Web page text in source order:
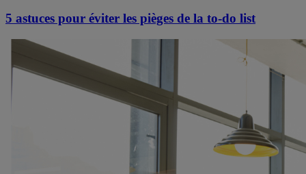
5 astuces pour éviter les pièges de la to-do list